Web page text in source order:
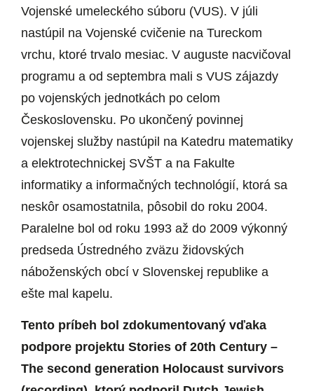
Vojenské umeleckého súboru (VUS). V júli
nastúpil na Vojenské cvičenie na Tureckom
vrchu, ktoré trvalo mesiac. V auguste nacvičoval
programu a od septembra mali s VUS zájazdy
po vojenských jednotkách po celom
Československu. Po ukončený povinnej
vojenskej služby nastúpil na Katedru matematiky
a elektrotechnickej SVŠT a na Fakulte
informatiky a informačných technológií, ktorá sa
neskôr osamostatnila, pôsobil do roku 2004.
Paralelne bol od roku 1993 až do 2009 výkonný
predseda Ústredného zväzu židovských
náboženských obcí v Slovenskej republike a
ešte mal kapelu.
Tento príbeh bol zdokumentovaný vďaka
podpore projektu Stories of 20th Century –
The second generation Holocaust survivors